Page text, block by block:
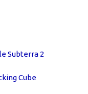
Subterra 2
Cube